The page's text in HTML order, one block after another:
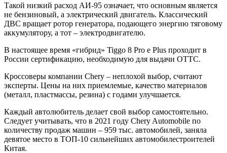
Такой низкий расход АИ-95 означает, что основным является
не бензиновый, а электрический двигатель. Классический
ДВС вращает ротор генератора, подающего энергию тяговому
аккумулятору, а тот – электродвигателю.
В настоящее время «гибрид» Tiggo 8 Pro e Plus проходит в
России сертификацию, необходимую для выдачи ОТТС.
Кроссоверы компании Chery – неплохой выбор, считают
эксперты. Цены на них приемлемые, качество материалов
(металл, пластмассы, резина) с годами улучшается.
Каждый автолюбитель делает свой выбор самостоятельно.
Следует учитывать, что в 2021 году Сhery Automobile по
количеству продаж машин – 959 тыс. автомобилей, заняла
девятое место в ТОП-10 сильнейших автомобилестроителей
Китая.